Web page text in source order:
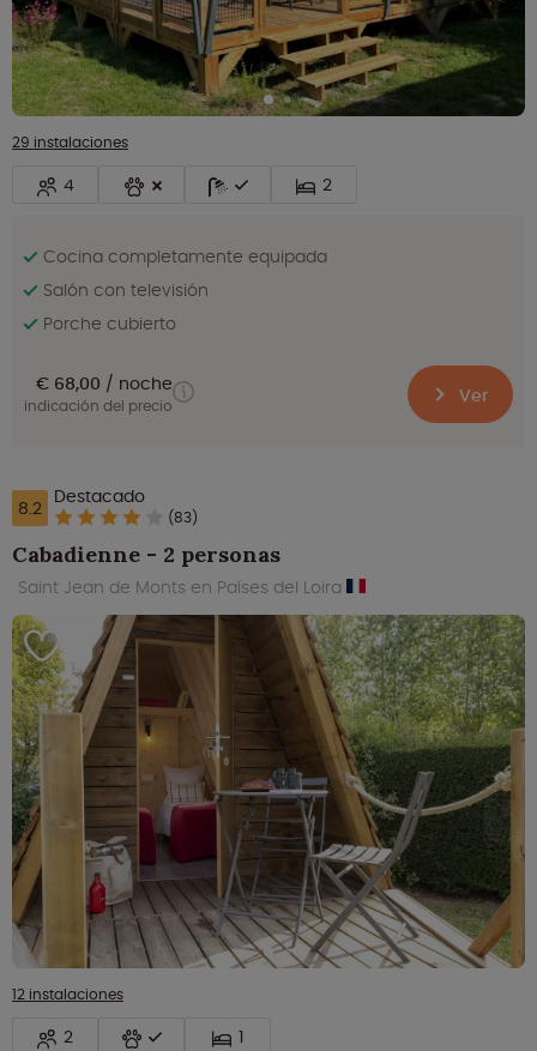
29 instalaciones
4 2
Cocina completamente equipada
Salón con televisión
Porche cubierto
€ 68,00 noche
indicación del precio Ver
8.2 Destacado
(83)
Cabadienne - 2 personas
Saint Jean de Monts en Países del Loira
12 instalaciones
2 1